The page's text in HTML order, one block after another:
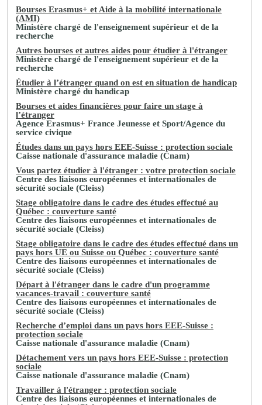
Bourses Erasmus+ et Aide à la mobilité internationale
(AMI)
Ministère chargé de l'enseignement supérieur et de la
recherche
Autres bourses et autres aides pour étudier à l'étranger
Ministère chargé de l'enseignement supérieur et de la
recherche
Étudier à l’étranger quand on est en situation de handicap
Ministère chargé du handicap
Bourses et aides financières pour faire un stage à
l’étranger
Agence Erasmus+ France Jeunesse et Sport/Agence du
service civique
Études dans un pays hors EEE-Suisse : protection sociale
Caisse nationale d'assurance maladie (Cnam)
Vous partez étudier à l'étranger : votre protection sociale
Centre des liaisons européennes et internationales de
sécurité sociale (Cleiss)
Stage obligatoire dans le cadre des études effectué au
Québec : couverture santé
Centre des liaisons européennes et internationales de
sécurité sociale (Cleiss)
Stage obligatoire dans le cadre des études effectué dans un
pays hors UE ou Suisse ou Québec : couverture santé
Centre des liaisons européennes et internationales de
sécurité sociale (Cleiss)
Départ à l'étranger dans le cadre d'un programme
vacances-travail : couverture santé
Centre des liaisons européennes et internationales de
sécurité sociale (Cleiss)
Recherche d’emploi dans un pays hors EEE-Suisse :
protection sociale
Caisse nationale d'assurance maladie (Cnam)
Détachement vers un pays hors EEE-Suisse : protection
sociale
Caisse nationale d'assurance maladie (Cnam)
Travailler à l'étranger : protection sociale
Centre des liaisons européennes et internationales de